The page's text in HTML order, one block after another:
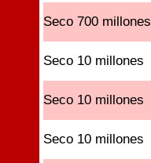
Seco 700 millones
Seco 10 millones
Seco 10 millones
Seco 10 millones